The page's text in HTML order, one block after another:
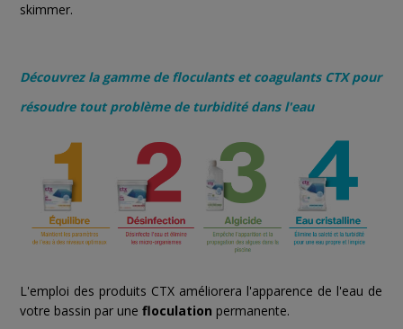
skimmer.
Découvrez la gamme de floculants et coagulants CTX pour
résoudre tout problème de turbidité dans l'eau
L'emploi des produits CTX améliorera l'apparence de l'eau de
votre bassin par unefloculation permanente.